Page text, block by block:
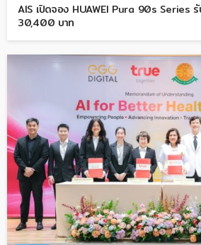
AIS เปิดจอง HUAWEI Pura 90s Series
30,400 บาท